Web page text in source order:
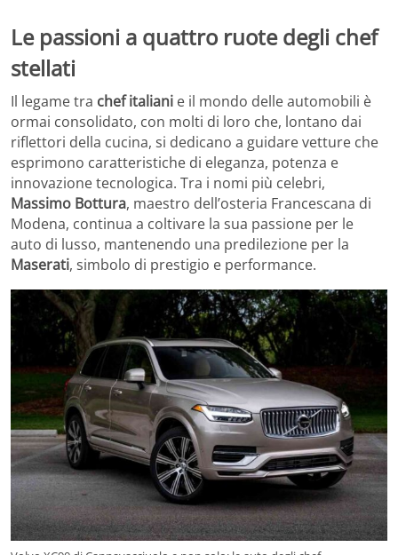
Le passioni a quattro ruote degli chef
stellati
Il legame tra chef italiani e il mondo delle automobili è
ormai consolidato, con molti di loro che, lontano dai
riflettori della cucina, si dedicano a guidare vetture che
esprimono caratteristiche di eleganza, potenza e
innovazione tecnologica. Tra i nomi più celebri,
Massimo Bottura, maestro dell’osteria Francescana di
Modena, continua a coltivare la sua passione per le
auto di lusso, mantenendo una predilezione per la
Maserati, simbolo di prestigio e performance.